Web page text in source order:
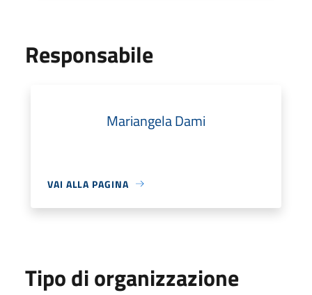
Responsabile
Mariangela Dami
VAI ALLA PAGINA
Tipo di organizzazione